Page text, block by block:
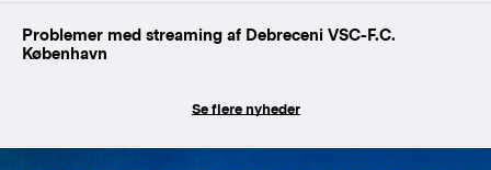
Problemer med streaming af Debreceni VSC-F.C.
København
Se flere nyheder